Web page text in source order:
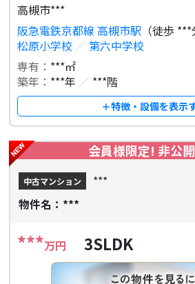
高槻市***
阪急電鉄京都線 高槻市駅 （徒歩 ***
松原小学校 ／ 第六中学校
専有： ***㎡
築年： ***年 ／ ***階
＋特徴・設備を表示
会員様限定! 非公
中古マンション
***
物件名：***
***万円 3SLDK